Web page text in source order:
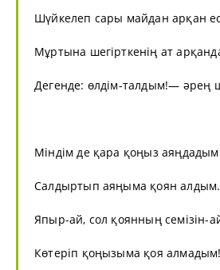
Шүйкелеп сары майдан арқан
Мұртына шегірткенің ат
Дегенде: өлдім-талдым!— әрең
Міндім де қара қоңыз
Салдыртып аяңыма қоян алдым.
Япыр-ай, сол қоянның семізін-
Көтеріп қоңызыма қоя алмадым!